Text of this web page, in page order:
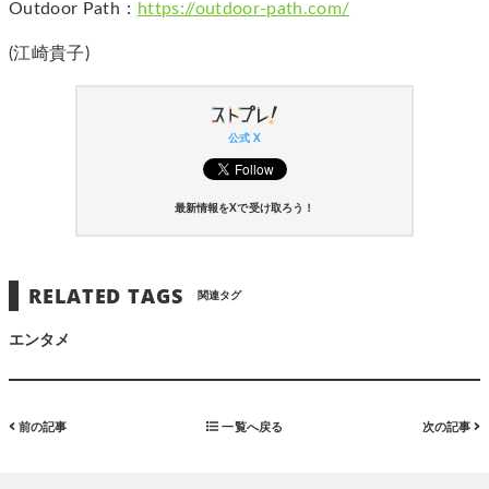
Outdoor Path： https://outdoor-path.com/
(江崎貴子)
公式 X
最新情報をXで受け取ろう！
RELATED TAGS 関連タグ
エンタメ
前の記事 一覧へ戻る 次の記事